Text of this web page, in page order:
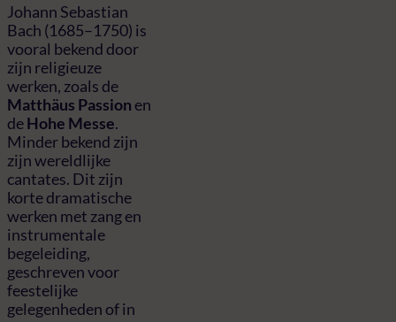
Johann Sebastian
Bach (1685–1750) is
vooral bekend door
zijn religieuze
werken, zoals de
Matthäus Passion en
deHohe Messe.
Minder bekend zijn
zijn wereldlijke
cantates. Dit zijn
korte dramatische
werken met zang en
instrumentale
begeleiding,
geschreven voor
feestelijke
gelegenheden of in